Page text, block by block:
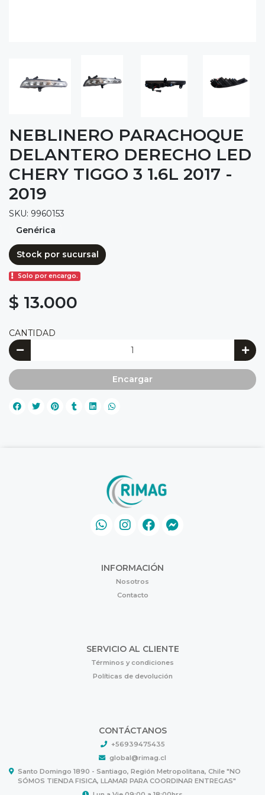
NEBLINERO PARACHOQUE
DELANTERO DERECHO LED
CHERY TIGGO 3 1.6L 2017 -
2019
SKU: 9960153
Genérica
Stock por sucursal
Solo por encargo.
$ 13.000
CANTIDAD
Encargar
INFORMACIÓN
Nosotros
Contacto
SERVICIO AL CLIENTE
Términos y condiciones
Políticas de devolución
CONTÁCTANOS
+56939475435
global@rimag.cl
Santo Domingo 1890 - Santiago, Región Metropolitana, Chile "NO
SÓMOS TIENDA FISICA, LLAMAR PARA COORDINAR ENTREGAS"